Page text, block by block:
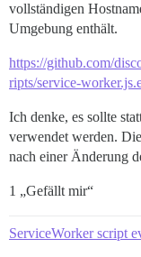
vollständigen
Umgebung enthält.
https://github.com/
ripts/service-
Ich denke, es sollte
verwendet werden.
nach einer Änderung
1 „Gefällt mir“
ServiceWorker script